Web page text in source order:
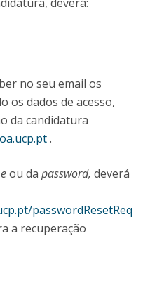
no seu email os
os dados de acesso,
da candidatura
.
ou da password, deverá
passwordResetReq
a recuperação